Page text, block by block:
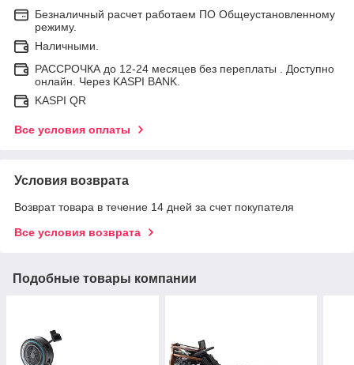
Безналичный расчет работаем ПО Общеустановленному
режиму.
Наличными.
РАССРОЧКА до 12-24 месяцев без переплаты . Доступно
онлайн. Через KASPI BANK.
KASPI QR
Все условия оплаты
Условия возврата
Возврат товара в течение 14 дней за счет покупателя
Все условия возврата
Подобные товары компании